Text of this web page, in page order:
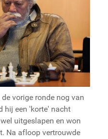
vorige ronde nog van
hij een 'korte' nacht
uitgeslapen en won
Na afloop vertrouwde